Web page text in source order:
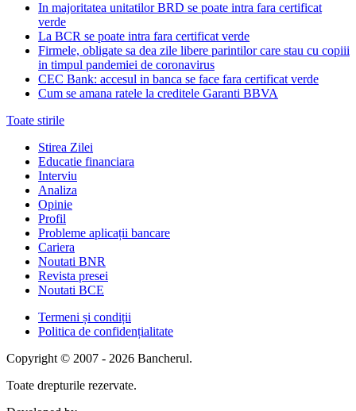
In majoritatea unitatilor BRD se poate intra fara certificat
verde
La BCR se poate intra fara certificat verde
Firmele, obligate sa dea zile libere parintilor care stau cu copiii
in timpul pandemiei de coronavirus
CEC Bank: accesul in banca se face fara certificat verde
Cum se amana ratele la creditele Garanti BBVA
Toate stirile
Stirea Zilei
Educatie financiara
Interviu
Analiza
Opinie
Profil
Probleme aplicații bancare
Cariera
Noutati BNR
Revista presei
Noutati BCE
Termeni și condiții
Politica de confidențialitate
Copyright © 2007 - 2026 Bancherul.
Toate drepturile rezervate.